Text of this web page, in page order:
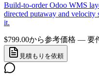
Build-to-order Odoo WMS
directed putaway and velocity
it.
$799.00から参考価格 — 要
見積もりを依頼